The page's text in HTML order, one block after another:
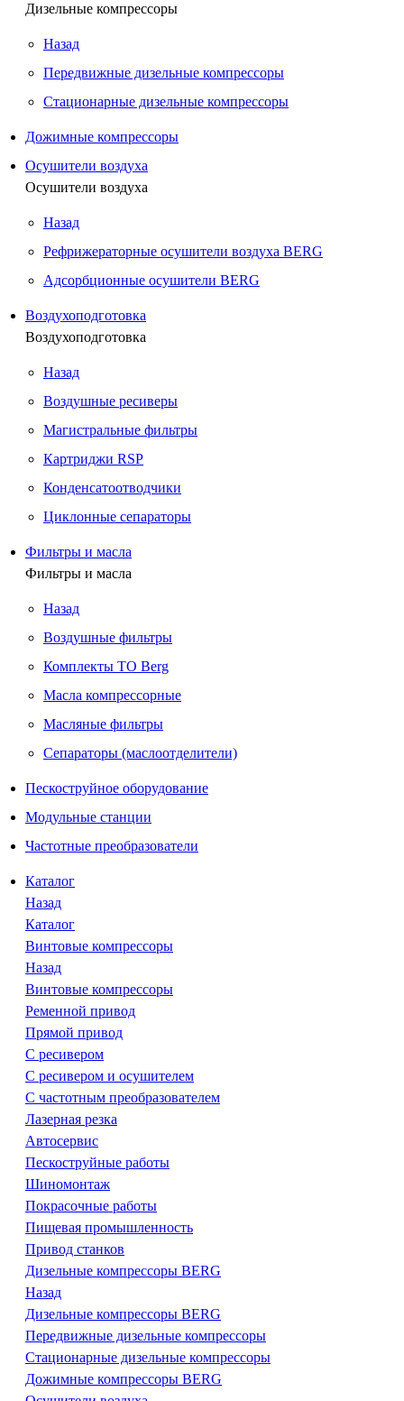
Дизельные компрессоры
Назад
Передвижные дизельные компрессоры
Стационарные дизельные компрессоры
Дожимные компрессоры
Осушители воздуха
Осушители воздуха
Назад
Рефрижераторные осушители воздуха BERG
Адсорбционные осушители BERG
Воздухоподготовка
Воздухоподготовка
Назад
Воздушные ресиверы
Магистральные фильтры
Картриджи RSP
Конденсатоотводчики
Циклонные сепараторы
Фильтры и масла
Фильтры и масла
Назад
Воздушные фильтры
Комплекты ТО Berg
Масла компрессорные
Масляные фильтры
Сепараторы (маслоотделители)
Пескоструйное оборудование
Модульные станции
Частотные преобразователи
Каталог
Назад
Каталог
Винтовые компрессоры
Назад
Винтовые компрессоры
Ременной привод
Прямой привод
С ресивером
С ресивером и осушителем
С частотным преобразователем
Лазерная резка
Автосервис
Пескоструйные работы
Шиномонтаж
Покрасочные работы
Пищевая промышленность
Привод станков
Дизельные компрессоры BERG
Назад
Дизельные компрессоры BERG
Передвижные дизельные компрессоры
Стационарные дизельные компрессоры
Дожимные компрессоры BERG